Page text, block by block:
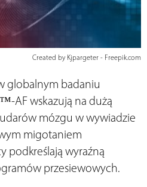
Created by Kjpargeter - Freepik.com
globalnym badaniu
AF wskazują na dużą
mózgu w wywiadzie
migotaniem
podkreślają wyraźną
przesiewowych.